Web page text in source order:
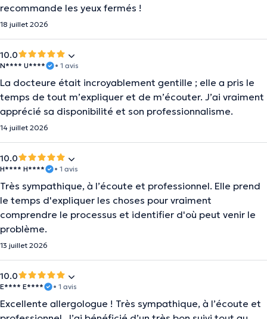
recommande les yeux fermés !
18 juillet 2026
10.0
N**** U**** • 1 avis
La docteure était incroyablement gentille ; elle a pris le
temps de tout m’expliquer et de m’écouter. J’ai vraiment
apprécié sa disponibilité et son professionnalisme.
14 juillet 2026
10.0
H**** H**** • 1 avis
Très sympathique, à l’écoute et professionnel. Elle prend
le temps d'expliquer les choses pour vraiment
comprendre le processus et identifier d'où peut venir le
problème.
13 juillet 2026
10.0
E**** E**** • 1 avis
Excellente allergologue ! Très sympathique, à l’écoute et